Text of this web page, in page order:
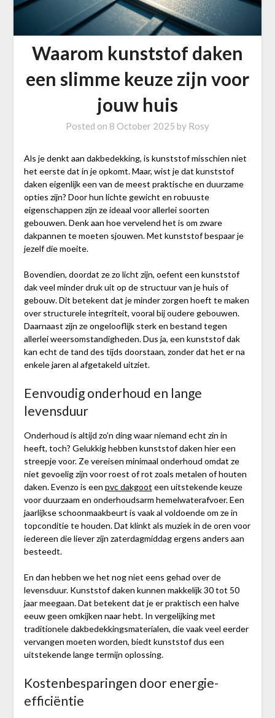
Waarom kunststof daken
een slimme keuze zijn voor
jouw huis
Posted on 8 October 2025 by Rosy
Als je denkt aan dakbedekking, is kunststof misschien niet
het eerste dat in je opkomt. Maar, wist je dat kunststof
daken eigenlijk een van de meest praktische en duurzame
opties zijn? Door hun lichte gewicht en robuuste
eigenschappen zijn ze ideaal voor allerlei soorten
gebouwen. Denk aan hoe vervelend het is om zware
dakpannen te moeten sjouwen. Met kunststof bespaar je
jezelf die moeite.
Bovendien, doordat ze zo licht zijn, oefent een kunststof
dak veel minder druk uit op de structuur van je huis of
gebouw. Dit betekent dat je minder zorgen hoeft te maken
over structurele integriteit, vooral bij oudere gebouwen.
Daarnaast zijn ze ongelooflijk sterk en bestand tegen
allerlei weersomstandigheden. Dus ja, een kunststof dak
kan echt de tand des tijds doorstaan, zonder dat het er na
enkele jaren al afgetakeld uitziet.
Eenvoudig onderhoud en lange
levensduur
Onderhoud is altijd zo’n ding waar niemand echt zin in
heeft, toch? Gelukkig hebben kunststof daken hier een
streepje voor. Ze vereisen minimaal onderhoud omdat ze
niet gevoelig zijn voor roest of rot zoals metalen of houten
daken. Evenzo is een pvc dakgoot een uitstekende keuze
voor duurzaam en onderhoudsarm hemelwaterafvoer. Een
jaarlijkse schoonmaakbeurt is vaak al voldoende om ze in
topconditie te houden. Dat klinkt als muziek in de oren voor
iedereen die liever zijn zaterdagmiddag ergens anders aan
besteedt.
En dan hebben we het nog niet eens gehad over de
levensduur. Kunststof daken kunnen makkelijk 30 tot 50
jaar meegaan. Dat betekent dat je er praktisch een halve
eeuw geen omkijken naar hebt. In vergelijking met
traditionele dakbedekkingsmaterialen, die vaak veel eerder
vervangen moeten worden, biedt kunststof dus een
uitstekende lange termijn oplossing.
Kostenbesparingen door energie-
efficiëntie